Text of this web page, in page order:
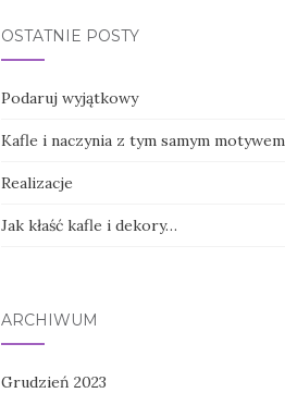
OSTATNIE POSTY
Podaruj wyjątkowy
Kafle i naczynia z tym samym motywem
Realizacje
Jak kłaść kafle i dekory…
ARCHIWUM
Grudzień 2023